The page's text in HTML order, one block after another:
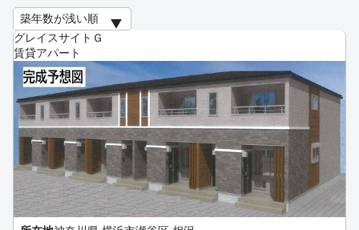
グレイスサイトＧ
賃貸アパート